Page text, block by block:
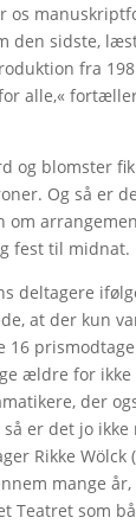
os
den sidste,
fra
alle,«
og blomster
Og så er
fest til midnat.
deltagere
at der kun
ældre for ikke
der
er det jo ikke
Rikke Wölck
mange
Teatret som